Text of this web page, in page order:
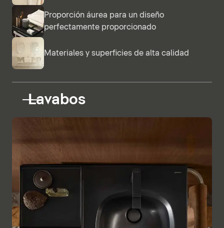
Proporción áurea para un diseño
perfectamente proporcionado
Materiales y superficies de alta calidad
Lavabos